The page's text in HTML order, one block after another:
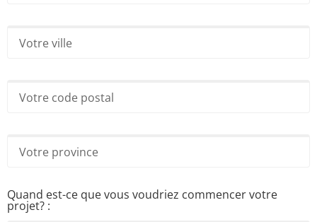
Quand est-ce que vous voudriez commencer votre
projet? :